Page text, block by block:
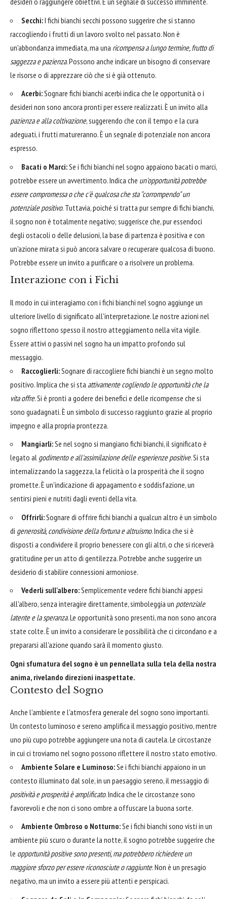
Secchi:I fichi bianchi secchi possono suggerire che si stanno
raccogliendo i frutti di un lavoro svolto nel passato. Non è
un'abbondanza immediata, ma una ricompensa a lungo termine, frutto di
saggezza e pazienza. Possono anche indicare un bisogno di conservare
le risorse o di apprezzare ciò che si è già ottenuto.
Acerbi:Sognare fichi bianchi acerbi indica che le opportunità o i
desideri non sono ancora pronti per essere realizzati. È un invito alla
pazienza e alla coltivazione, suggerendo che con il tempo e la cura
adeguati, i frutti matureranno. È un segnale di potenziale non ancora
espresso.
Bacati o Marci:Se i fichi bianchi nel sogno appaiono bacati o marci,
potrebbe essere un avvertimento. Indica che un'opportunità potrebbe
essere compromessa o che c'è qualcosa che sta "corrompendo" un
potenziale positivo. Tuttavia, poiché si tratta pur sempre di fichi bianchi,
il sogno non è totalmente negativo; suggerisce che, pur essendoci
degli ostacoli o delle delusioni, la base di partenza è positiva e con
un'azione mirata si può ancora salvare o recuperare qualcosa di buono.
Potrebbe essere un invito a purificare o a risolvere un problema.
Interazione con i Fichi
Il modo in cui interagiamo con i fichi bianchi nel sogno aggiunge un
ulteriore livello di significato all'interpretazione. Le nostre azioni nel
sogno riflettono spesso il nostro atteggiamento nella vita vigile.
Essere attivi o passivi nel sogno ha un impatto profondo sul
messaggio.
Raccoglierli:Sognare di raccogliere fichi bianchi è un segno molto
positivo. Implica che si sta attivamente cogliendo le opportunità che la
vita offre. Si è pronti a godere dei benefici e delle ricompense che si
sono guadagnati. È un simbolo di successo raggiunto grazie al proprio
impegno e alla propria prontezza.
Mangiarli:Se nel sogno si mangiano fichi bianchi, il significato è
legato al godimento e all'assimilazione delle esperienze positive. Si sta
internalizzando la saggezza, la felicità o la prosperità che il sogno
promette. È un'indicazione di appagamento e soddisfazione, un
sentirsi pieni e nutriti dagli eventi della vita.
Offrirli:Sognare di offrire fichi bianchi a qualcun altro è un simbolo
di generosità, condivisione della fortuna e altruismo. Indica che si è
disposti a condividere il proprio benessere con gli altri, o che si riceverà
gratitudine per un atto di gentilezza. Potrebbe anche suggerire un
desiderio di stabilire connessioni armoniose.
Vederli sull'albero:Semplicemente vedere fichi bianchi appesi
all'albero, senza interagire direttamente, simboleggia un potenziale
latente e la speranza. Le opportunità sono presenti, ma non sono ancora
state colte. È un invito a considerare le possibilità che ci circondano e a
prepararsi all'azione quando sarà il momento giusto.
Ogni sfumatura del sogno è un pennellata sulla tela della nostra
anima, rivelando direzioni inaspettate.
Contesto del Sogno
Anche l'ambiente e l'atmosfera generale del sogno sono importanti.
Un contesto luminoso e sereno amplifica il messaggio positivo, mentre
uno più cupo potrebbe aggiungere una nota di cautela. Le circostanze
in cui ci troviamo nel sogno possono riflettere il nostro stato emotivo.
Ambiente Solare e Luminoso:Se i fichi bianchi appaiono in un
contesto illuminato dal sole, in un paesaggio sereno, il messaggio di
positività e prosperità è amplificato. Indica che le circostanze sono
favorevoli e che non ci sono ombre a offuscare la buona sorte.
Ambiente Ombroso o Notturno:Se i fichi bianchi sono visti in un
ambiente più scuro o durante la notte, il sogno potrebbe suggerire che
le opportunità positive sono presenti, ma potrebbero richiedere un
maggiore sforzo per essere riconosciute o raggiunte. Non è un presagio
negativo, ma un invito a essere più attenti e perspicaci.